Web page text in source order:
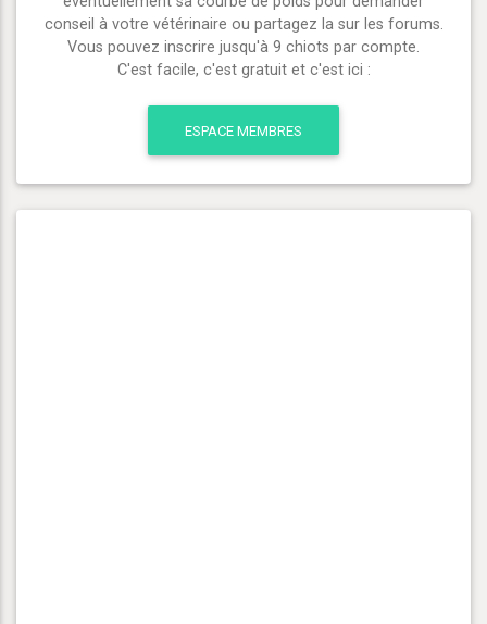
conseil à votre vétérinaire ou partagez la sur les forums.
Vous pouvez inscrire jusqu'à 9 chiots par compte.
C'est facile, c'est gratuit et c'est ici :
ESPACE MEMBRES